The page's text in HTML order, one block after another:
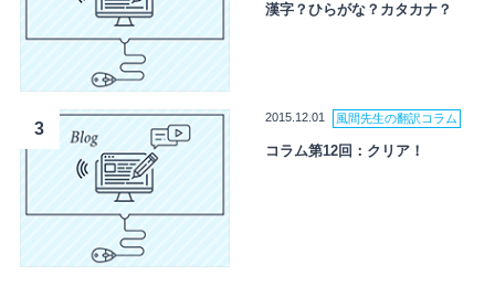
漢字？ひらがな？カタカナ？
3
2015.12.01 風間先生の翻訳コラム
コラム第12回：クリア！